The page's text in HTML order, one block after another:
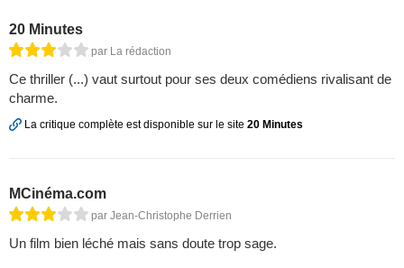
20 Minutes
par La rédaction
Ce thriller (...) vaut surtout pour ses deux comédiens rivalisant de
charme.
La critique complète est disponible sur le site 20 Minutes
MCinéma.com
par Jean-Christophe Derrien
Un film bien léché mais sans doute trop sage.